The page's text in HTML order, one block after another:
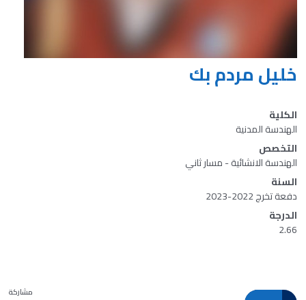
خليل مردم بك
الكلية
الهندسة المدنية
التخصص
الهندسة الانشائية - مسار ثاني
السنة
دفعة تخرج 2022-2023
الدرجة
2.66
مشاركة